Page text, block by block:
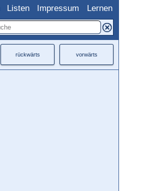
Listen Impressum Lernen
rückwärts vorwärts